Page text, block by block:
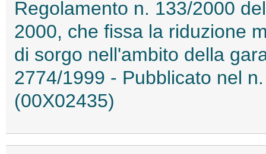
Regolamento n. 133/2000
2000, che fissa la riduzione
di sorgo nell'ambito della
2774/1999 - Pubblicato nel
(00X02435)